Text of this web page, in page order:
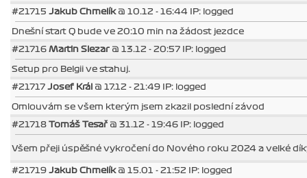
#21715 Jakub Chmelík@ 10.12 - 16:44 IP: logged
Dnešní start Q bude ve 20:10 min na žádost jezdce
#21716 Martin Slezar @ 13.12 - 20:57 IP: logged
Setup pro Belgii ve stahuj.
#21717 Josef Král @ 17.12 - 21:49 IP: logged
Omlouvám se všem kterým jsem zkazil poslední závod
#21718 Tomáš Tesař @ 31.12 - 19:46 IP: logged
Všem přeji úspěšné vykročení do Nového roku 2024 a velké
#21719 Jakub Chmelík@ 15.01 - 21:52 IP: logged